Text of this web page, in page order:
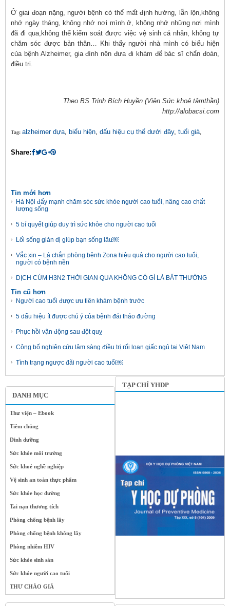
DANH MỤC
Thư viện – Ebook
Tiêm chủng
Dinh dưỡng
Sức khỏe môi trường
Sức khoẻ nghề nghiệp
Vệ sinh an toàn thực phẩm
Sức khỏe học đường
Tai nạn thương tích
Phòng chống bệnh lây
Phòng chống bệnh không lây
Phòng nhiễm HIV
Sức khỏe sinh sản
Sức khỏe người cao tuổi
THƯ CHÀO GIÁ
Ở giai đoạn nặng, người bệnh có thể mất định hướng, lẫn lộn,không
nhớ ngày tháng, không nhớ nơi mình ở, không nhớ những nơi mình
đã đi qua,không thể kiểm soát được việc vệ sinh cá nhân, không tự
chăm sóc được bản thân… Khi thấy người nhà mình có biểu hiện
của bệnh Alzheimer, gia đình nên đưa đi khám để bác sĩ chẩn đoán,
điều trị.
Theo BS Trịnh Bích Huyền (Viện Sức khoẻ tâmthần)
http://alobacsi.com
Tag: alzheimer dựa, biểu hiện, dấu hiệu cụ thể dưới đây, tuổi già,
Share:
Tin mới hơn
Hà Nội đẩy mạnh chăm sóc sức khỏe người cao tuổi, nâng cao chất
lượng sống
5 bí quyết giúp duy trì sức khỏe cho người cao tuổi
Lối sống giản dị giúp bạn sống lâu￼
Vắc xin – Lá chắn phòng bệnh Zona hiệu quả cho người cao tuổi,
người có bệnh nền
DỊCH CÚM H3N2 THỜI GIAN QUA KHÔNG CÓ GÌ LÀ BẤT THƯỜNG
Tin cũ hơn
Người cao tuổi được ưu tiên khám bệnh trước
5 dấu hiệu ít được chú ý của bệnh đái tháo đường
Phục hồi vận động sau đột quỵ
Công bố nghiên cứu lâm sàng điều trị rối loạn giấc ngủ tại Việt Nam
Tình trạng ngược đãi người cao tuổi￼
TẠP CHÍ YHDP